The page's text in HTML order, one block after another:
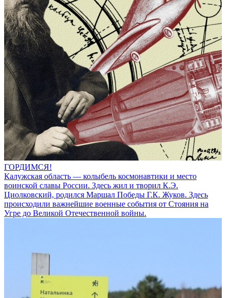
ГОРДИМСЯ!
Калужская область — колыбель космонавтики и место
воинской славы России. Здесь жил и творил К.Э.
Циолковский, родился Маршал Победы Г.К. Жуков. Здесь
происходили важнейшие военные события от Стояния на
Угре до Великой Отечественной войны.